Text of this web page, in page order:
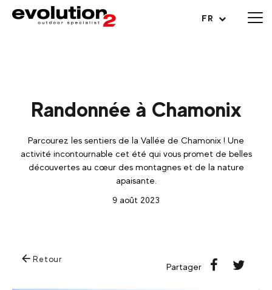
FR
Ouvrir le menu
Randonnée à Chamonix
Parcourez les sentiers de la Vallée de Chamonix ! Une
activité incontournable cet été qui vous promet de belles
découvertes au cœur des montagnes et de la nature
apaisante.
9 août 2023
Retour
Partager